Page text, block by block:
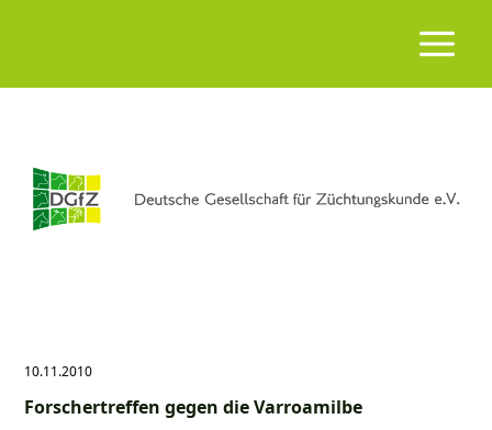
10.11.2010
Forschertreffen gegen die Varroamilbe